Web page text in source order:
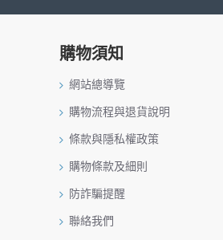
購物須知
網站總導覽
購物流程與退貨說明
條款與隱私權政策
購物條款及細則
防詐騙提醒
聯絡我們